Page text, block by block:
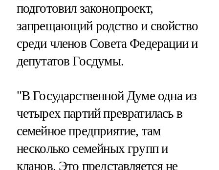
подготовил законопроект,
запрещающий родство и свойство
среди членов Совета Федерации и
депутатов Госдумы.
"В Государственной Думе одна из
четырех партий превратилась в
семейное предприятие, там
несколько семейных групп и
кланов. Это представляется не